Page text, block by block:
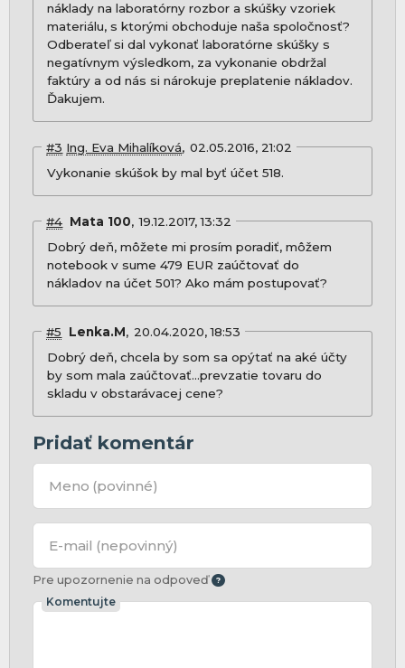
náklady na laboratórny rozbor a skúšky vzoriek
materiálu, s ktorými obchoduje naša spoločnosť?
Odberateľ si dal vykonať laboratórne skúšky s
negatívnym výsledkom, za vykonanie obdržal
faktúry a od nás si nárokuje preplatenie nákladov.
Ďakujem.
#3 Ing. Eva Mihalíková
02.05.2016, 21:02
Vykonanie skúšok by mal byť účet 518.
#4 Mata 100
19.12.2017, 13:32
Dobrý deň, môžete mi prosím poradiť, môžem
notebook v sume 479 EUR zaúčtovať do
nákladov na účet 501? Ako mám postupovať?
#5 Lenka.M
20.04.2020, 18:53
Dobrý deň, chcela by som sa opýtať na aké účty
by som mala zaúčtovať...prevzatie tovaru do
skladu v obstarávacej cene?
Pridať komentár
Meno (povinné)
E-mail (nepovinný)
Pre upozornenie na odpoveď
Komentujte